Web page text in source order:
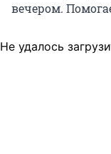
вечером.
Не удалось